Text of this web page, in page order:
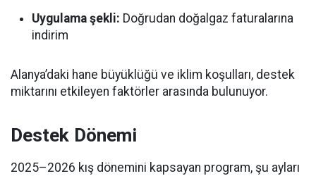
Uygulama şekli: Doğrudan doğalgaz faturalarına
indirim
Alanya’daki hane büyüklüğü ve iklim koşulları, destek
miktarını etkileyen faktörler arasında bulunuyor.
Destek Dönemi
2025–2026 kış dönemini kapsayan program, şu ayları